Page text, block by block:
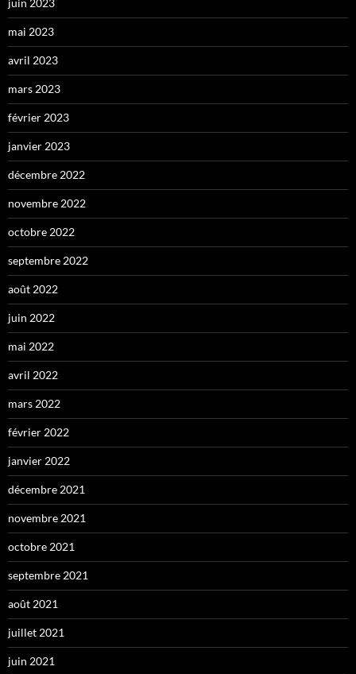
juin 2023
mai 2023
avril 2023
mars 2023
février 2023
janvier 2023
décembre 2022
novembre 2022
octobre 2022
septembre 2022
août 2022
juin 2022
mai 2022
avril 2022
mars 2022
février 2022
janvier 2022
décembre 2021
novembre 2021
octobre 2021
septembre 2021
août 2021
juillet 2021
juin 2021